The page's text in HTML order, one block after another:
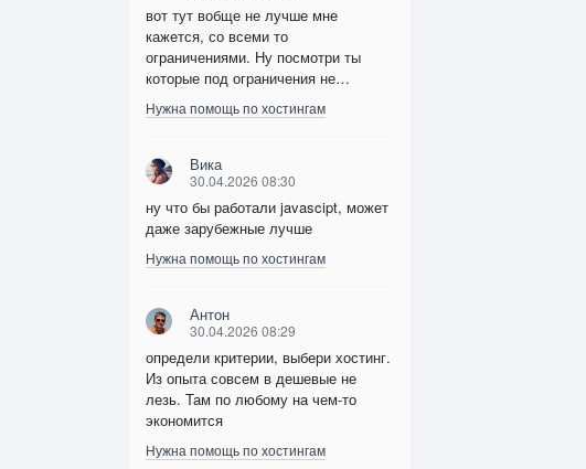
вот тут вобще не лучше мне
кажется, со всеми то
ограничениями. Ну посмотри ты
которые под ограничения не…
Нужна помощь по хостингам
Вика
30.04.2026 08:30
ну что бы работали javascipt, может
даже зарубежные лучше
Нужна помощь по хостингам
Антон
30.04.2026 08:29
определи критерии, выбери хостинг.
Из опыта совсем в дешевые не
лезь. Там по любому на чем-то
экономится
Нужна помощь по хостингам